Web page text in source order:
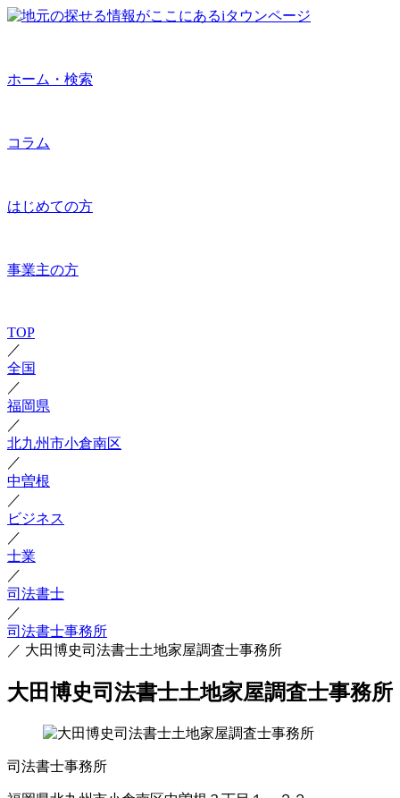
ホーム・検索
コラム
はじめての方
事業主の方
TOP
／
全国
／
福岡県
／
北九州市小倉南区
／
中曽根
／
ビジネス
／
士業
／
司法書士
／
司法書士事務所
／ 大田博史司法書士土地家屋調査士事務所
大田博史司法書士土地家屋調査士事務所
司法書士事務所